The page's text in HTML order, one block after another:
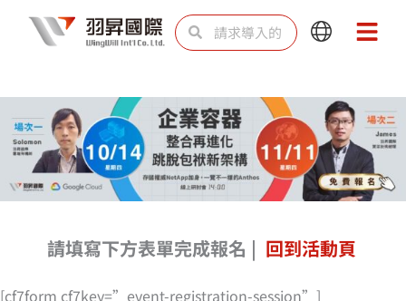
容
SearchSearch
Main
Main
請填寫下方表單完成報名 | 回到活動頁
[cf7form cf7key=”event-registration-session”]